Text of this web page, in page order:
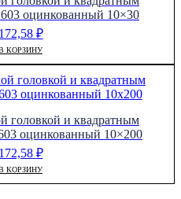
оцинкованный 10×30
172,58 ₽
КОРЗИНУ
головкой и квадратным
оцинкованный 10×200
172,58 ₽
КОРЗИНУ